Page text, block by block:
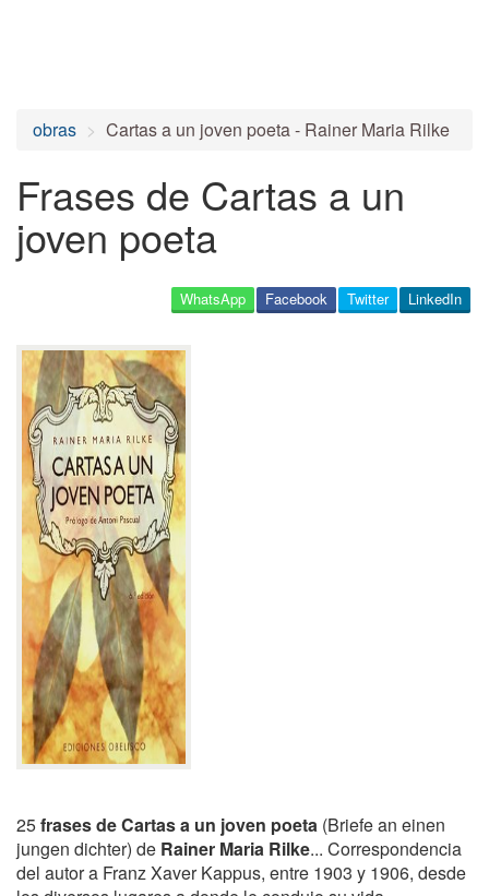
obras Cartas a un joven poeta - Rainer Maria Rilke
Frases de Cartas a un
joven poeta
LinkedIn
Twitter
Facebook
WhatsApp
25frases de Cartas a un joven poeta (Briefe an einen
jungen dichter) de Rainer Maria Rilke... Correspondencia
del autor a Franz Xaver Kappus, entre 1903 y 1906, desde